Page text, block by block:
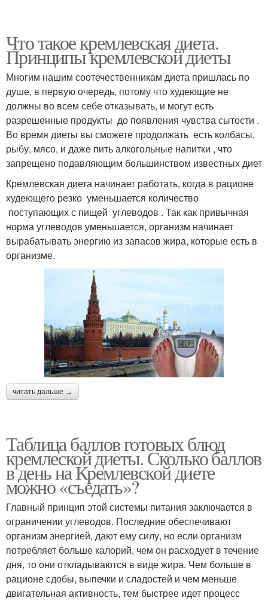
Что такое кремлевская диета.
Принципы кремлевской диеты
Многим нашим соотечественникам диета пришлась по
душе, в первую очередь, потому что худеющие не
должны во всем себе отказывать, и могут есть
разрешенные продукты до появления чувства сытости .
Во время диеты вы сможете продолжать есть колбасы,
рыбу, мясо, и даже пить алкогольные напитки , что
запрещено подавляющим большинством известных диет
Кремлевская диета начинает работать, когда в рационе
худеющего резко уменьшается количество
поступающих с пищей углеводов . Так как привычная
норма углеводов уменьшается, организм начинает
вырабатывать энергию из запасов жира, которые есть в
организме.
читать дальше →
Таблица баллов готовых блюд
кремлеской диеты. Сколько баллов
в день на Кремлевской диете
можно «съедать»?
Главный принцип этой системы питания заключается в
ограничении углеводов. Последние обеспечивают
организм энергией, дают ему силу, но если организм
потребляет больше калорий, чем он расходует в течение
дня, то они откладываются в виде жира. Чем больше в
рационе сдобы, выпечки и сладостей и чем меньше
двигательная активность, тем быстрее идет процесс